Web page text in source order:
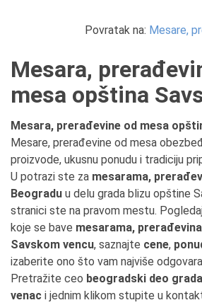
Povratak na: Mesare,
Mesara,
mesa opština
Mesara, prerađevine od mesa
Mesare, prerađevine od mesa
proizvode, ukusnu ponudu i tradiciju
U potrazi ste za mesarama,
Beogradu u delu grada blizu opštine
stranici ste na pravom mestu.
koje se bave mesarama,
Savskom vencu, saznajte cene,
izaberite ono što vam najviše
Pretražite ceo beogradski deo
venac i jednim klikom stupite u